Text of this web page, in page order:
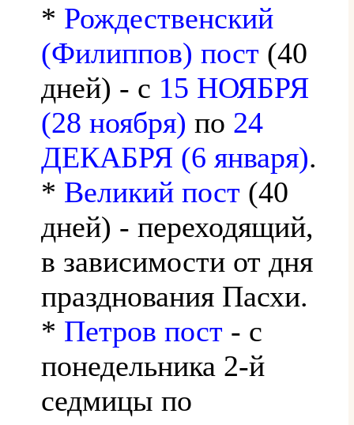
* Рождественский
(Филиппов) пост (40
дней) - с 15 НОЯБРЯ
(28 ноября) по 24
ДЕКАБРЯ (6 января).
* Великий пост (40
дней) - переходящий,
в зависимости от дня
празднования Пасхи.
* Петров пост - с
понедельника 2-й
седмицы по